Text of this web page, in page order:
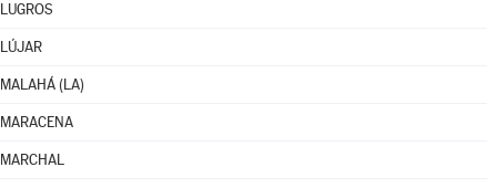
LUGROS
LÚJAR
MALAHÁ (LA)
MARACENA
MARCHAL